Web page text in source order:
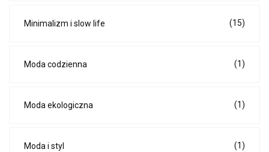
Minimalizm i slow life (15)
Moda codzienna (1)
Moda ekologiczna (1)
Moda i styl (1)